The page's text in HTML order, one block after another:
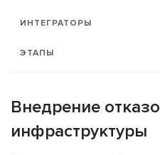
ИНТЕГРАТОРЫ
ЭТАПЫ
Внедрение
инфраструктуры